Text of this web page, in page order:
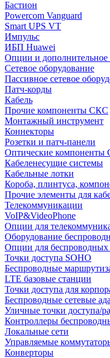
Бастион
Powercom Vanguard
Smart UPS VT
Импульс
ИБП Huawei
Опции и
Сетевое оборудование
Пассивное сетевое
Патч-корды
Кабель
Прочие компоненты СКС
Монтажный инструмент
Коннекторы
Розетки и патч-панели
Оптические компоненты
Кабеленесущие системы
Кабельные лотки
Короба, плинтуса,
Прочие элементы для
Телекоммуникации
VoIP&VideoPhone
Опции для
Оборудование
Опции для беспроводных
Точки доступа SOHO
Беспроводные
LTE базовые станции
Точки доступа для
Беспроводные сетевые
Уличные точки доступа/
Контроллеры
Локальные сети
Управляемые
Конверторы